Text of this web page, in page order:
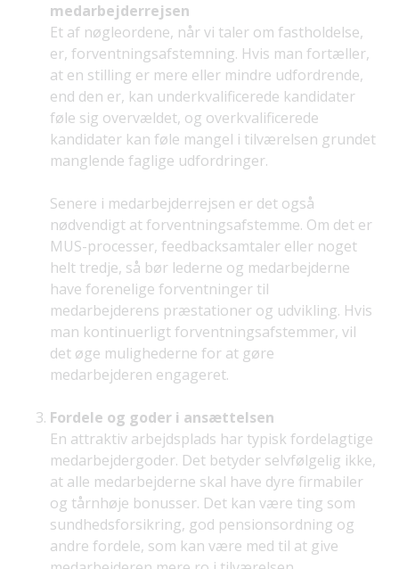
medarbejderrejsen
Et af nøgleordene, når vi taler om fastholdelse,
er, forventningsafstemning. Hvis man fortæller,
at en stilling er mere eller mindre udfordrende,
end den er, kan underkvalificerede kandidater
føle sig overvældet, og overkvalificerede
kandidater kan føle mangel i tilværelsen grundet
manglende faglige udfordringer.
Senere i medarbejderrejsen er det også
nødvendigt at forventningsafstemme. Om det er
MUS-processer, feedbacksamtaler eller noget
helt tredje, så bør lederne og medarbejderne
have forenelige forventninger til
medarbejderens præstationer og udvikling. Hvis
man kontinuerligt forventningsafstemmer, vil
det øge mulighederne for at gøre
medarbejderen engageret.
Fordele og goder i ansættelsen
En attraktiv arbejdsplads har typisk fordelagtige
medarbejdergoder. Det betyder selvfølgelig ikke,
at alle medarbejderne skal have dyre firmabiler
og tårnhøje bonusser. Det kan være ting som
sundhedsforsikring, god pensionsordning og
andre fordele, som kan være med til at give